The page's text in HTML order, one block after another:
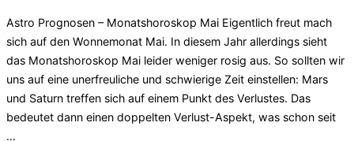
Astro Prognosen – Monatshoroskop Mai Eigentlich freut mach
sich auf den Wonnemonat Mai. In diesem Jahr allerdings sieht
das Monatshoroskop Mai leider weniger rosig aus. So sollten wir
uns auf eine unerfreuliche und schwierige Zeit einstellen: Mars
und Saturn treffen sich auf einem Punkt des Verlustes. Das
bedeutet dann einen doppelten Verlust-Aspekt, was schon seit
…